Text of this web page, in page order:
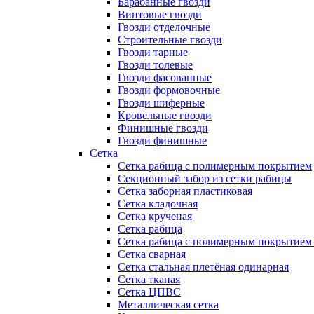
Винтовые гвозди
Гвозди отделочные
Строительные гвозди
Гвозди тарные
Гвозди толевые
Гвозди фасованные
Гвозди формовочные
Гвозди шиферные
Кровельные гвозди
Финишные гвозди
Гвозди финишные
Сетка
Сетка рабица с полимерным покрытием
Секционный забор из сетки рабицы
Сетка заборная пластиковая
Сетка кладочная
Сетка крученая
Сетка рабица
Сетка рабица с полимерным покрытием
Сетка сварная
Сетка стальная плетёная одинарная
Сетка тканая
Сетка ЦПВС
Металлическая сетка